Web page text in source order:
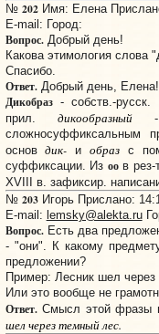
№ 202Имя: Елена
E-mail: Город:
Вопрос.Добрый день!
Какова этимология слова
Спасибо.
Ответ.Добрый день, Елена!
Дикобраз- собств.-русск.
прил. дикообразный-
сложносуффиксальным
основдик- иобраз с
суффиксации. Из оов рез-
XVIII в. зафиксир.
№ 203Игорь Прислано:
E-mail: lemsky@alekta.ru
Вопрос.Есть два
- "они". К какому
предложении?
Пример: Лесник шел
Или это вообще не
Ответ.Смысл этой фразы
шел через темный лес.